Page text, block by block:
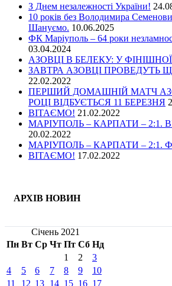
З Днем незалежності України!
10 років без Володимира
Шануємо. 10.06.2025
ФК Маріуполь – 64 роки
03.04.2024
АЗОВЦІ В БЕЛЕКУ: У
ЗАВТРА АЗОВЦІ ПРОВЕДУТЬ
22.02.2022
ПЕРШИЙ ДОМАШНІЙ МАТЧ
РОЦІ ВІДБУЄТЬСЯ 11 БЕРЕЗНЯ
ВІТАЄМО! 21.02.2022
МАРІУПОЛЬ – КАРПАТИ – 2:1.
20.02.2022
МАРІУПОЛЬ – КАРПАТИ – 2:1.
ВІТАЄМО! 17.02.2022
АРХІВ НОВИН
Січень 2021
Пн Вт Ср Чт Пт Сб Нд
1
2
3
4
5 6 7 8 9
10
11
12 13 14 15 16 17